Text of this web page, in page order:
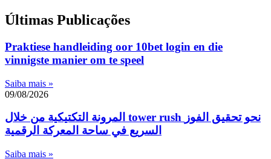
Últimas Publicações
Praktiese handleiding oor 10bet login en die
vinnigste manier om te speel
Saiba mais »
09/08/2026
المرونة التكتيكية من خلال tower rush نحو تحقيق الفوز
السريع في ساحة المعركة الرقمية
Saiba mais »